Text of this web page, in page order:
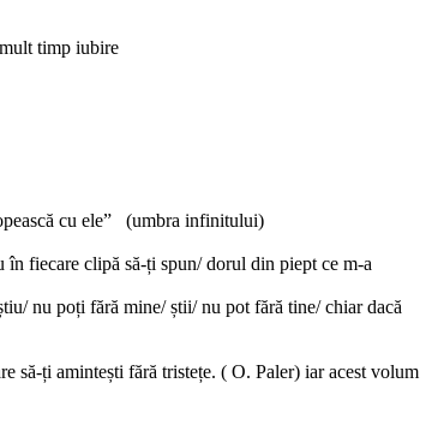
timp iubire
cu ele” (umbra infinitului)
fiecare clipă să-ți spun/ dorul din piept ce m-a
nu poți fără mine/ știi/ nu pot fără tine/ chiar dacă
să-ți amintești fără tristețe. ( O. Paler) iar acest volum